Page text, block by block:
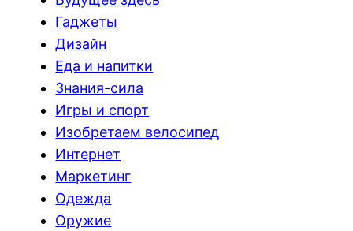
Гаджеты
Дизайн
Еда и напитки
Знания-сила
Игры и спорт
Изобретаем велосипед
Интернет
Маркетинг
Одежда
Оружие